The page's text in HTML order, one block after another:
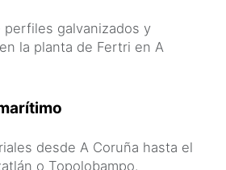
perfiles galvanizados y
la planta de Fertri en A
desde A Coruña hasta el
o Topolobampo.